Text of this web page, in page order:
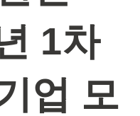
1차
업 모